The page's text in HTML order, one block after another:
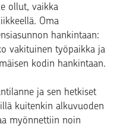
ollut, vaikka
Oma
hankintaan:
vakituinen työpaikka ja
kodin hankintaan.
ja sen hetkiset
kuitenkin alkuvuoden
myönnettiin noin